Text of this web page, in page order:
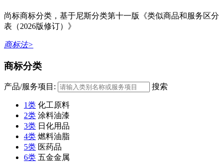
尚标商标分类，基于尼斯分类第十一版《类似商品和服务区分
表（2026版修订）》
商标法>
商标分类
产品/服务项目: 搜索
1类 化工原料
2类 涂料油漆
3类 日化用品
4类 燃料油脂
5类 医药品
6类 五金金属